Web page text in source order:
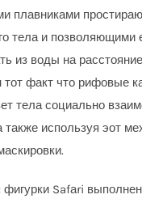
плавниками
тела и позволяющими
из воды на
тот факт что рифовые
тела социально
также используя эот
фигурки Safаri